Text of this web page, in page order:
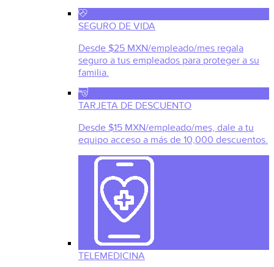
SEGURO DE VIDA
Desde $25 MXN/empleado/mes regala
seguro a tus empleados para proteger a su
familia.
TARJETA DE DESCUENTO
Desde $15 MXN/empleado/mes, dale a tu
equipo acceso a más de 10,000 descuentos.
TELEMEDICINA